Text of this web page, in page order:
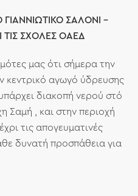
ΣΑΛΟΝΙ -
ΤΙΣ ΣΧΟΛΕΣ ΟΑΕΔ
μας ότι σήμερα την
αγωγό ύδρευσης
διακοπή νερού στό
Σαμή , και στην περιοχή
τις απογευματινές
δυνατή προσπάθεια για